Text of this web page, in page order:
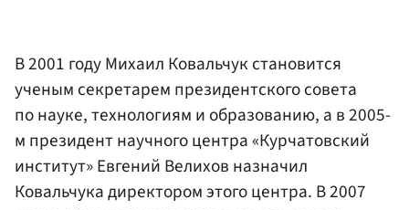
В 2001 году Михаил Ковальчук становится
ученым секретарем президентского совета
по науке, технологиям и образованию, а в 2005-
м президент научного центра «Курчатовский
институт» Евгений Велихов назначил
Ковальчука директором этого центра. В 2007